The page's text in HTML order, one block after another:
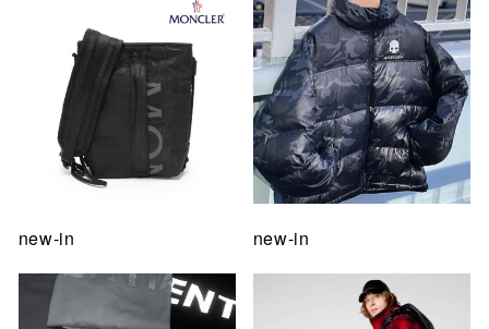
new-in new-in